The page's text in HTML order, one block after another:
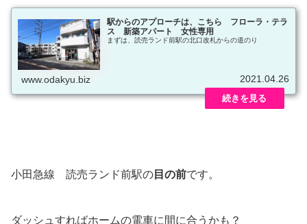
駅からのアプローチは、こちら フローラ・テラ
ス 新築アパート 女性専用
まずは、読売ランド前駅の北口改札からの道のり
www.odakyu.biz 2021.04.26
小田急線 読売ランド前駅の 目の前です。
ダッシュすればホームの電車に間に合うかも？